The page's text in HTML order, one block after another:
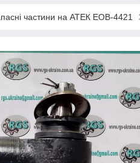
частини на АТЕК ЕОВ-4421